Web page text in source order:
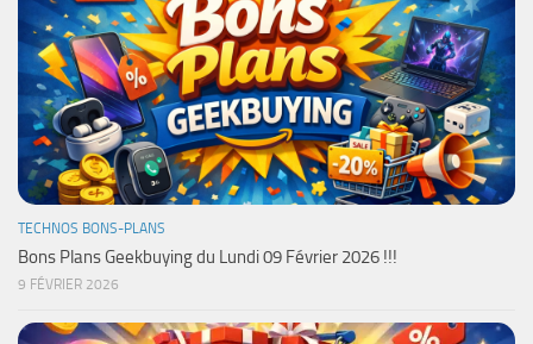
TECHNOS BONS-PLANS
Bons Plans Geekbuying du Lundi 09 Février 2026 !!!
9 FÉVRIER 2026